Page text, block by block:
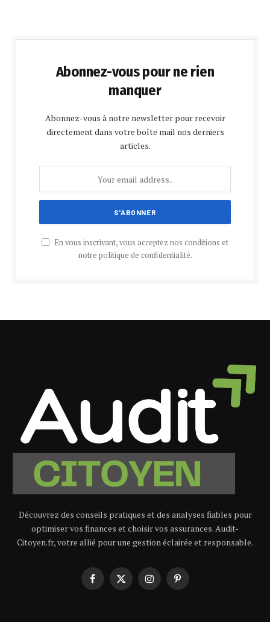
Abonnez-vous pour ne rien
manquer
Abonnez-vous à notre newsletter pour recevoir
directement dans votre boîte mail nos derniers
articles.
En vous inscrivant, vous acceptez nos conditions et
notre politique de confidentialité.
Découvrez des conseils pratiques et des analyses fiables pour
optimiser vos finances et choisir vos assurances. Audit-
Citoyen.fr, votre allié pour une gestion éclairée et responsable.
Facebook
X
InstagramPinterest